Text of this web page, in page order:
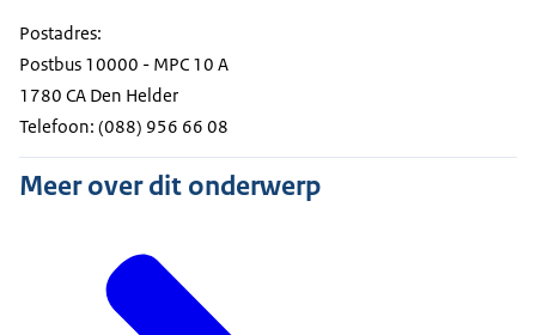
Postadres:
Postbus 10000 - MPC 10 A
1780 CA Den Helder
Telefoon: (088) 956 66 08
Meer over dit onderwerp